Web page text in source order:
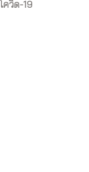
โควิด-19